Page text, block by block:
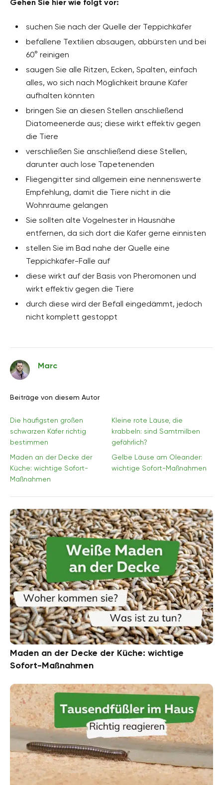
Gehen Sie hier wie folgt vor:
suchen Sie nach der Quelle der Teppichkäfer
befallene Textilien absaugen, abbürsten und bei
60° reinigen
saugen Sie alle Ritzen, Ecken, Spalten, einfach
alles, wo sich nach Möglichkeit braune Käfer
aufhalten könnten
bringen Sie an diesen Stellen anschließend
Diatomeenerde aus; diese wirkt effektiv gegen
die Tiere
verschließen Sie anschließend diese Stellen,
darunter auch lose Tapetenenden
Fliegengitter sind allgemein eine nennenswerte
Empfehlung, damit die Tiere nicht in die
Wohnräume gelangen
Sie sollten alte Vogelnester in Hausnähe
entfernen, da sich dort die Käfer gerne einnisten
stellen Sie im Bad nahe der Quelle eine
Teppichkäfer-Falle auf
diese wirkt auf der Basis von Pheromonen und
wirkt effektiv gegen die Tiere
durch diese wird der Befall eingedämmt, jedoch
nicht komplett gestoppt
Marc
Beiträge von diesem Autor
Die häufigsten großen
schwarzen Käfer richtig
bestimmen
Kleine rote Läuse, die
krabbeln: sind Samtmilben
gefährlich?
Maden an der Decke der
Küche: wichtige Sofort-
Maßnahmen
Gelbe Läuse am Oleander:
wichtige Sofort-Maßnahmen
Maden an der Decke der Küche: wichtige
Sofort-Maßnahmen